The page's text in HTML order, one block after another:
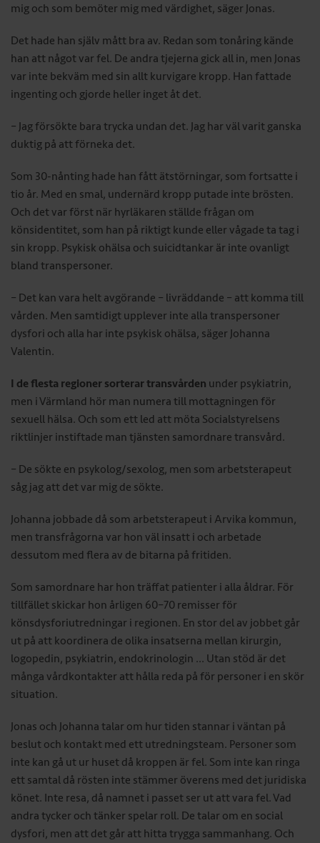
mig och som bemöter mig med värdighet, säger Jonas.
Det hade han själv mått bra av. Redan som tonåring kände
han att något var fel. De andra tjejerna gick all in, men Jonas
var inte bekväm med sin allt kurvigare kropp. Han fattade
ingenting och gjorde heller inget åt det.
– Jag försökte bara trycka undan det. Jag har väl varit ganska
duktig på att förneka det.
Som 30-nånting hade han fått ätstörningar, som fortsatte i
tio år. Med en smal, undernärd kropp putade inte brösten.
Och det var först när hyrläkaren ställde frågan om
könsidentitet, som han på riktigt kunde eller vågade ta tag i
sin kropp. Psykisk ohälsa och suicidtankar är inte ovanligt
bland transpersoner.
– Det kan vara helt avgörande – livräddande – att komma till
vården. Men samtidigt upplever inte alla transpersoner
dysfori och alla har inte psykisk ohälsa, säger Johanna
Valentin.
I de flesta regioner sorterar transvården under psykiatrin,
men i Värmland hör man numera till mottagningen för
sexuell hälsa. Och som ett led att möta Socialstyrelsens
riktlinjer instiftade man tjänsten samordnare transvård.
– De sökte en psykolog/sexolog, men som arbetsterapeut
såg jag att det var mig de sökte.
Johanna jobbade då som arbetsterapeut i Arvika kommun,
men transfrågorna var hon väl insatt i och arbetade
dessutom med flera av de bitarna på fritiden.
Som samordnare har hon träffat patienter i alla åldrar. För
tillfället skickar hon årligen 60–70 remisser för
könsdysforiutredningar i regionen. En stor del av jobbet går
ut på att koordinera de olika insatserna mellan kirurgin,
logopedin, psykiatrin, endokrinologin ... Utan stöd är det
många vårdkontakter att hålla reda på för personer i en skör
situation.
Jonas och Johanna talar om hur tiden stannar i väntan på
beslut och kontakt med ett utredningsteam. Personer som
inte kan gå ut ur huset då kroppen är fel. Som inte kan ringa
ett samtal då rösten inte stämmer överens med det juridiska
könet. Inte resa, då namnet i passet ser ut att vara fel. Vad
andra tycker och tänker spelar roll. De talar om en social
dysfori, men att det går att hitta trygga sammanhang. Och